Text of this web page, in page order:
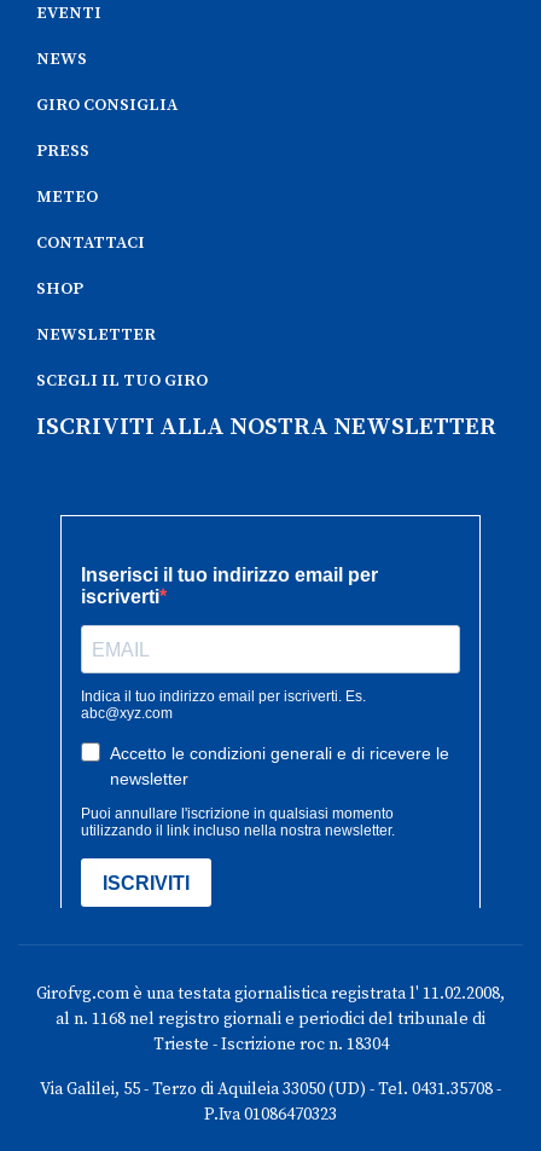
EVENTI
NEWS
GIRO CONSIGLIA
PRESS
METEO
CONTATTACI
SHOP
NEWSLETTER
SCEGLI IL TUO GIRO
ISCRIVITI ALLA NOSTRA NEWSLETTER
Girofvg.com è una testata giornalistica registrata l' 11.02.2008,
al n. 1168 nel registro giornali e periodici del tribunale di
Trieste - Iscrizione roc n. 18304
Via Galilei, 55 - Terzo di Aquileia 33050 (UD) - Tel. 0431.35708 -
P.Iva 01086470323